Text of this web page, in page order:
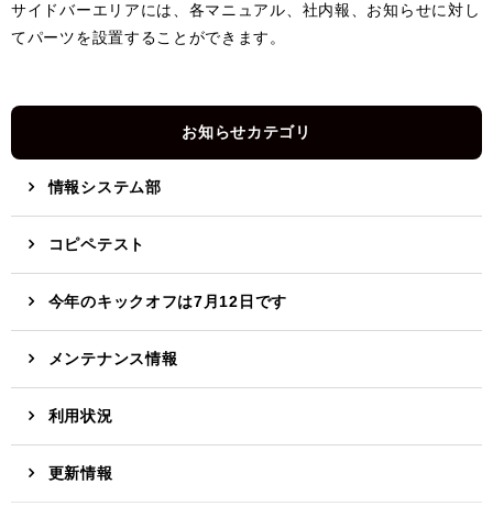
サイドバーエリアには、各マニュアル、社内報、お知らせに対し
てパーツを設置することができます。
お知らせカテゴリ
情報システム部
コピペテスト
今年のキックオフは7月12日です
メンテナンス情報
利用状況
更新情報